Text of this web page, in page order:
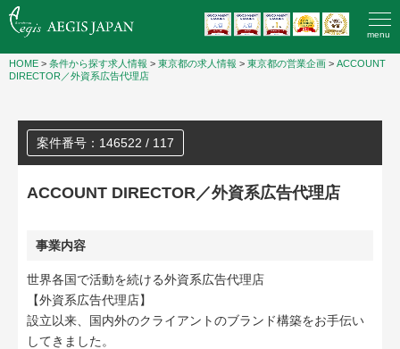
menu
HOME > 条件から探す求人情報 > 東京都の求人情報 > 東京都の営業企画 > ACCOUNT
DIRECTOR／外資系広告代理店
案件番号：146522 / 117
ACCOUNT DIRECTOR／外資系広告代理店
事業内容
世界各国で活動を続ける外資系広告代理店
【外資系広告代理店】
設立以来、国内外のクライアントのブランド構築をお手伝い
してきました。